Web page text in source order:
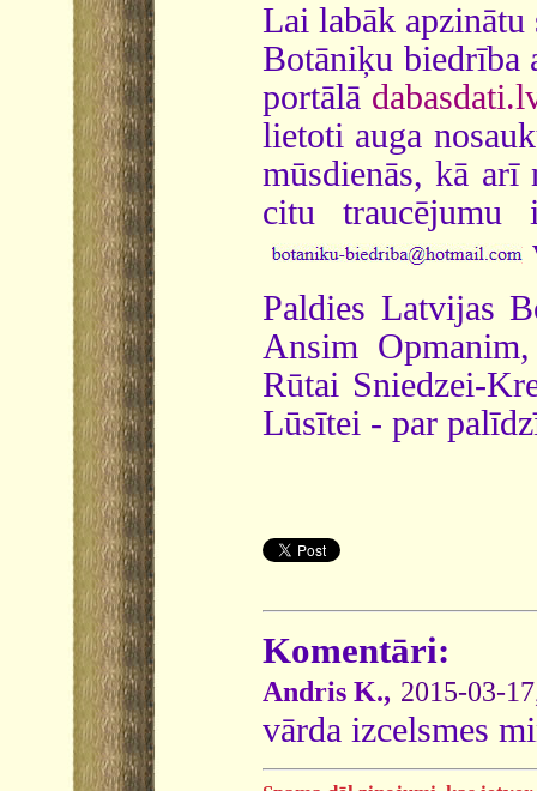
Lai labāk apzinātu
Botāniķu biedrība
portālā
lietoti auga
mūsdienās, kā arī
citu
Paldies Latvijas
Ansim
Rūtai Sniedzei-
Lūsītei - par
Komentāri:
Andris K., 2015-03-
vārda izcelsmes